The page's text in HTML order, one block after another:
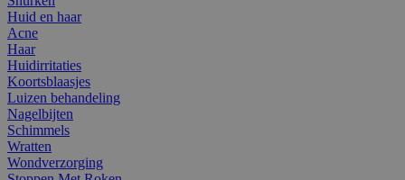
Huid en haar
Acne
Haar
Huidirritaties
Koortsblaasjes
Luizen behandeling
Nagelbijten
Schimmels
Wratten
Wondverzorging